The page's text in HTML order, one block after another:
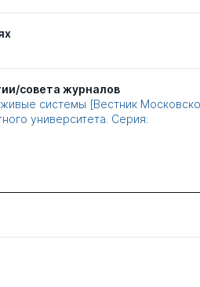
совета журналов
системы [Вестник
университета. Серия: